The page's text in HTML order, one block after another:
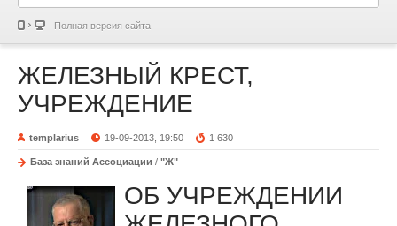
Полная версия сайта
ЖЕЛЕЗНЫЙ КРЕСТ,
УЧРЕЖДЕНИЕ
templarius 19-09-2013, 19:50 1 630
База знаний Ассоциации / "Ж"
ОБ УЧРЕЖДЕНИИ